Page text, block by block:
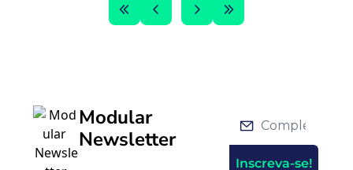
Modular
Newsletter
Inscreva-se!